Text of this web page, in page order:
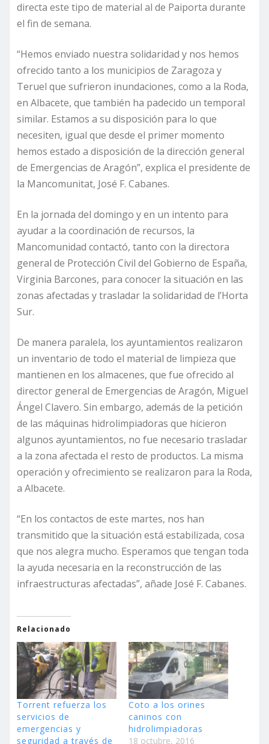
directa este tipo de material al de Paiporta durante
el fin de semana.
“Hemos enviado nuestra solidaridad y nos hemos
ofrecido tanto a los municipios de Zaragoza y
Teruel que sufrieron inundaciones, como a la Roda,
en Albacete, que también ha padecido un temporal
similar. Estamos a su disposición para lo que
necesiten, igual que desde el primer momento
hemos estado a disposición de la dirección general
de Emergencias de Aragón”, explica el presidente de
la Mancomunitat, José F. Cabanes.
En la jornada del domingo y en un intento para
ayudar a la coordinación de recursos, la
Mancomunidad contactó, tanto con la directora
general de Protección Civil del Gobierno de España,
Virginia Barcones, para conocer la situación en las
zonas afectadas y trasladar la solidaridad de l’Horta
Sur.
De manera paralela, los ayuntamientos realizaron
un inventario de todo el material de limpieza que
mantienen en los almacenes, que fue ofrecido al
director general de Emergencias de Aragón, Miguel
Ángel Clavero. Sin embargo, además de la petición
de las máquinas hidrolimpiadoras que hicieron
algunos ayuntamientos, no fue necesario trasladar
a la zona afectada el resto de productos. La misma
operación y ofrecimiento se realizaron para la Roda,
a Albacete.
“En los contactos de este martes, nos han
transmitido que la situación está estabilizada, cosa
que nos alegra mucho. Esperamos que tengan toda
la ayuda necesaria en la reconstrucción de las
infraestructuras afectadas”, añade José F. Cabanes.
Relacionado
Torrent refuerza los
servicios de
emergencias y
seguridad a través de
Coto a los orines
caninos con
hidrolimpiadoras
18 octubre, 2016